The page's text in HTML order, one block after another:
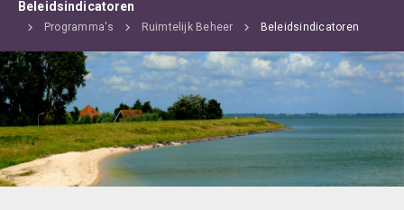
Beleidsindicatoren
Programma's Ruimtelijk Beheer Beleidsindicatoren